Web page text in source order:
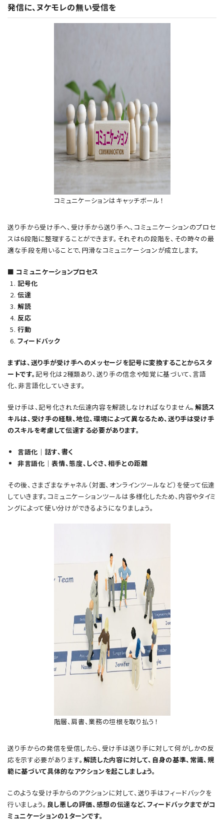
発信に、ヌケモレの無い受信を
コミュニケーションはキャッチボール！
送り手から受け手へ、受け手から送り手へ、コミュニケーションのプロセ
スは6段階に整理することができます。それぞれの段階を、その時々の最
適な手段を用いることで、円滑なコミュニケーションが成立します。
■ コミュニケーションプロセス
記号化
伝達
解読
反応
行動
フィードバック
まずは、送り手が受け手へのメッセージを記号に変換することからスタ
ートです。記号化は2種類あり、送り手の信念や知覚に基づいて、言語
化、非言語化していきます。
受け手は、記号化された伝達内容を解読しなければなりません。 解読ス
キルは、受け手の経験、地位、環境によって異なるため、送り手は受け手
のスキルを考慮して伝達する必要があります。
言語化｜話す、書く
非言語化｜表情、態度、しぐさ、相手との距離
その後、さまざまなチャネル（対面、オンラインツールなど）を使って伝達
していきます。コミュニケーションツールは多様化したため、内容やタイミ
ングによって使い分けができるようになりましょう。
階層、肩書、業務の垣根を取り払う！
送り手からの発信を受信したら、受け手は送り手に対して何がしかの反
応を示す必要があります。解読した内容に対して、自身の基準、常識、規
範に基づいて具体的なアクションを起こしましょう。
このような受け手からのアクションに対して、送り手はフィードバックを
行いましょう。 良し悪しの評価、感想の伝達など、フィードバックまでがコ
ミュニケーションの1ターンです。